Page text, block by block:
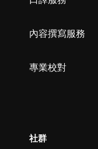
內容撰寫服務
專業校對
社群